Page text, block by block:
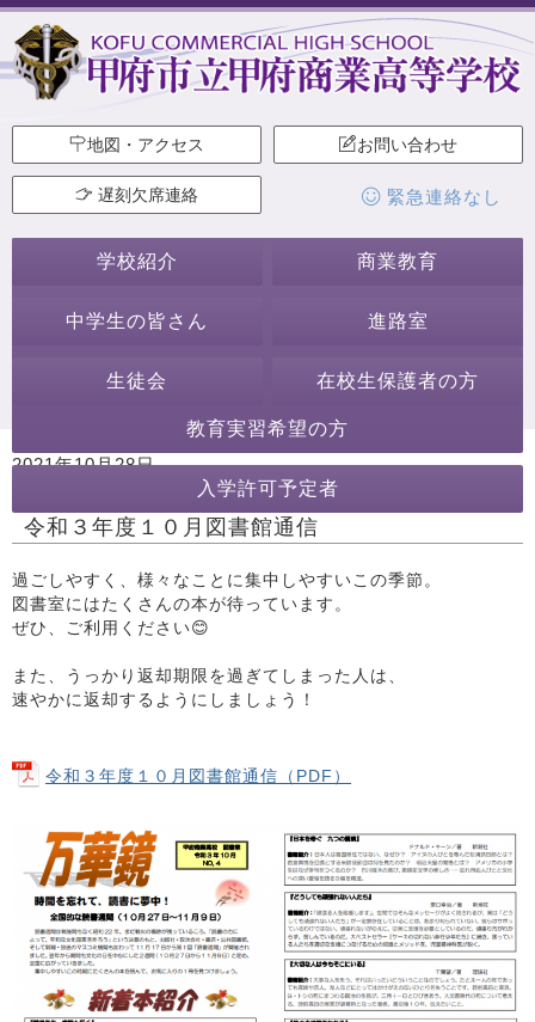
地図・アクセス お問い合わせ
遅刻欠席連絡 緊急連絡なし
学校紹介 商業教育
中学生の皆さん 進路室
生徒会 在校生保護者の方
教育実習希望の方
入学許可予定者
2021年10月28日
学校からのお知らせ 図書館通信
令和３年度１０月図書館通信
過ごしやすく、様々なことに集中しやすいこの季節。
図書室にはたくさんの本が待っています。
ぜひ、ご利用ください😊
また、うっかり返却期限を過ぎてしまった人は、
速やかに返却するようにしましょう！
令和３年度１０月図書館通信（PDF）